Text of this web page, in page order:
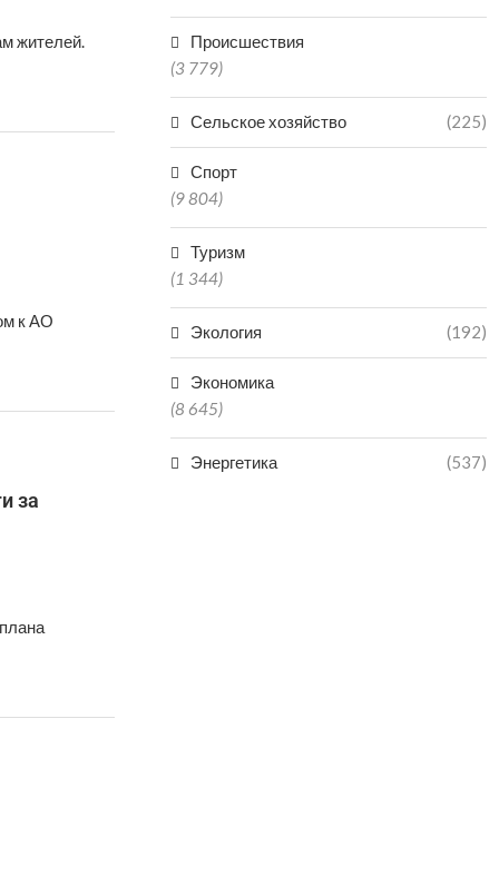
жителей.
к АО
за
Происшествия
(3 779)
Сельское хозяйство (225)
Спорт
(9 804)
Туризм
(1 344)
Экология (192)
Экономика
(8 645)
Энергетика (537)